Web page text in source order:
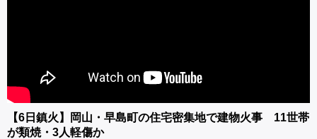
【6日鎮火】岡山・早島町の住宅密集地で建物火事 11世帯
が類焼・3人軽傷か